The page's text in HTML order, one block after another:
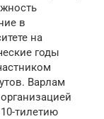
в
на
годы
Варлам
тилетию